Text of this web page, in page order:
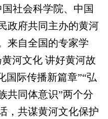
社会科学院、中国
政府共同主办的黄河
来自全国的专家学
河文化 讲好黄河故
国际传播新篇章”“弘
共同体意识”两个分
，共谋黄河文化保护